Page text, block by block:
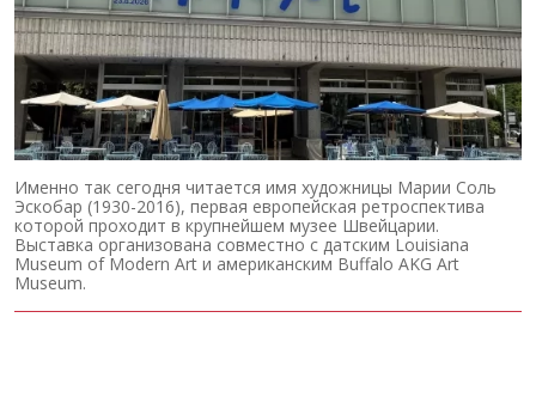
Именно так сегодня читается имя художницы Марии Соль
Эскобар (1930-2016), первая европейская ретроспектива
которой проходит в крупнейшем музее Швейцарии.
Выставка организована совместно с датским Louisiana
Museum of Modern Art и американским Buffalo AKG Art
Museum.